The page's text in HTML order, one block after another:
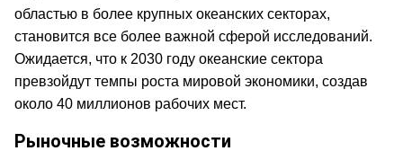
областью в более крупных океанских секторах,
становится все более важной сферой исследований.
Ожидается, что к 2030 году океанские сектора
превзойдут темпы роста мировой экономики, создав
около 40 миллионов рабочих мест.
Рыночные возможности